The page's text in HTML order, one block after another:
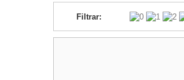
Filtrar: